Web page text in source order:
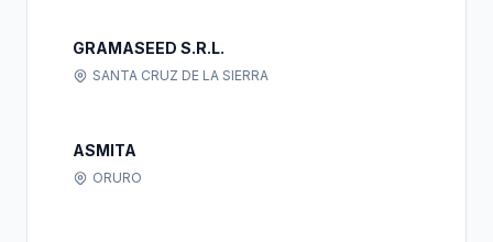
GRAMASEED S.R.L.
SANTA CRUZ DE LA SIERRA
ASMITA
ORURO